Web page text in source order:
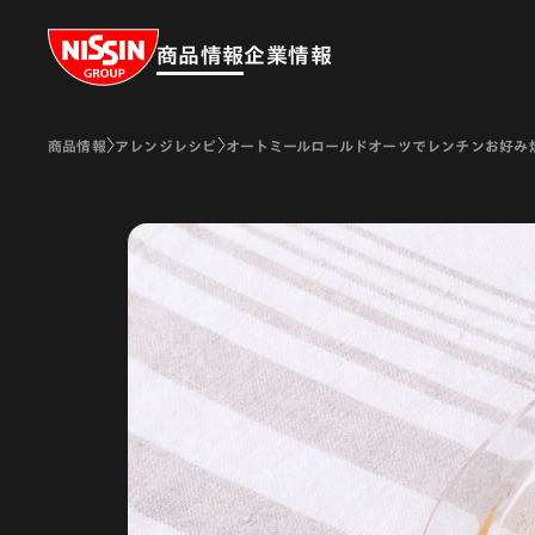
Nissin Group
商品情報企業情報
商品情報 アレンジレシピ オートミールロールドオーツでレンチンお好み